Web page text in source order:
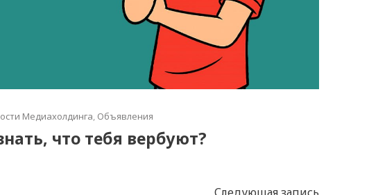
Медиахолдинга, Объявления
что тебя вербуют?